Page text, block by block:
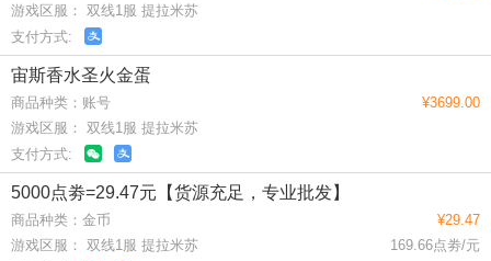
游戏区服： 双线1服 提拉米苏
支付方式:
宙斯香水圣火金蛋
商品种类：账号
游戏区服： 双线1服 提拉米苏
支付方式:
¥3699.00
5000点劵=29.47元【货源充足，专业批发】
商品种类：金币
游戏区服： 双线1服 提拉米苏
¥29.47
169.66点劵/元